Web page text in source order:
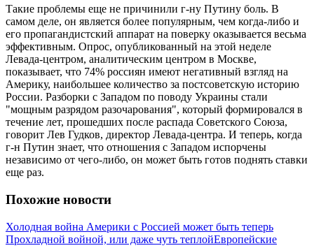
Такие проблемы еще не причинили г-ну Путину боль. В
самом деле, он является более популярным, чем когда-либо и
его пропагандистский аппарат на поверку оказывается весьма
эффективным. Опрос, опубликованный на этой неделе
Левада-центром, аналитическим центром в Москве,
показывает, что 74% россиян имеют негативный взгляд на
Америку, наибольшее количество за постсоветскую историю
России. Разборки с Западом по поводу Украины стали
"мощным разрядом разочарования", который формировался в
течение лет, прошедших после распада Советского Союза,
говорит Лев Гудков, директор Левада-центра. И теперь, когда
г-н Путин знает, что отношения с Западом испорчены
независимо от чего-либо, он может быть готов поднять ставки
еще раз.
Похожие новости
Холодная война Америки с Россией может быть теперь
Прохладной войной, или даже чуть теплойЕвропейские